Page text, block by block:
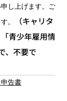
し上げます。ご
。
（キャリタ
青少年雇用情
、不要で
告書